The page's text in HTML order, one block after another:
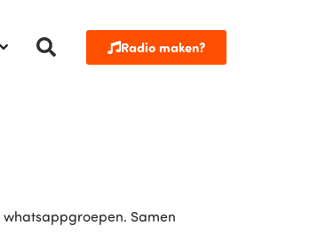
Radio maken?
Samen